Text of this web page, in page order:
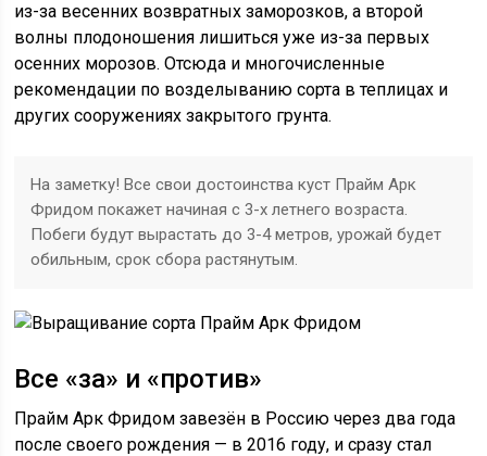
из-за весенних возвратных заморозков, а второй
волны плодоношения лишиться уже из-за первых
осенних морозов. Отсюда и многочисленные
рекомендации по возделыванию сорта в теплицах и
других сооружениях закрытого грунта.
На заметку! Все свои достоинства куст Прайм Арк
Фридом покажет начиная с 3-х летнего возраста.
Побеги будут вырастать до 3-4 метров, урожай будет
обильным, срок сбора растянутым.
Все «за» и «против»
Прайм Арк Фридом завезён в Россию через два года
после своего рождения — в 2016 году, и сразу стал